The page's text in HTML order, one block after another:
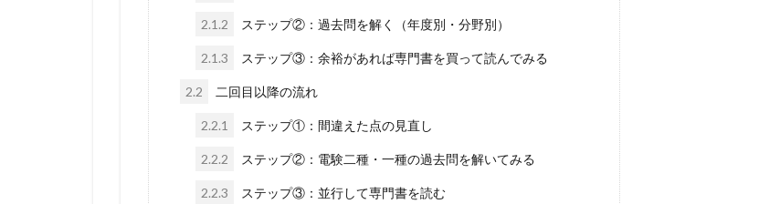
2.1.2 ステップ②：過去問を解く（年度別・分野別）
2.1.3 ステップ③：余裕があれば専門書を買って読んでみる
2.2 二回目以降の流れ
2.2.1 ステップ①：間違えた点の見直し
2.2.2 ステップ②：電験二種・一種の過去問を解いてみる
2.2.3 ステップ③：並行して専門書を読む